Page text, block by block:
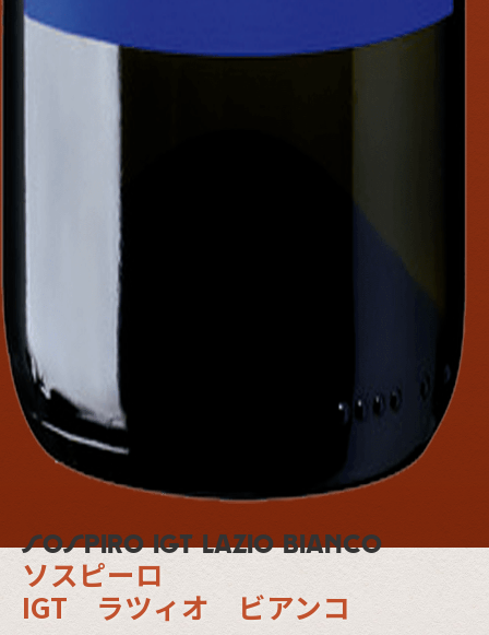
SOSPIRO IGT Lazio Bianco
ソスピーロ
IGT ラツィオ ビアンコ